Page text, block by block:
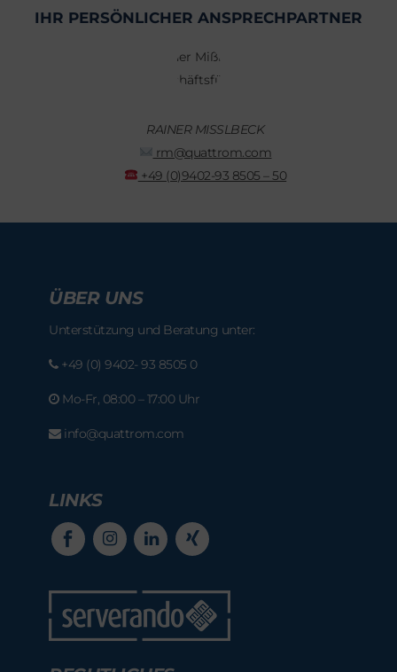
IHR PERSÖNLICHER ANSPRECHPARTNER
RAINER MISSLBECK
rm@quattrom.com
+49 (0)9402-93 8505 – 50
ÜBER UNS
Unterstützung und Beratung unter:
+49 (0) 9402- 93 8505 0
Mo-Fr, 08:00 – 17:00 Uhr
info@quattrom.com
LINKS